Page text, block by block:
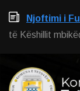
Njoftimi i
të Këshillit